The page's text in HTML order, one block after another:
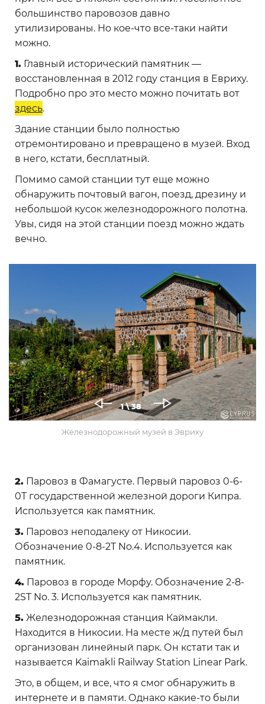
большинство паровозов давно
утилизированы. Но кое-что все-таки найти
можно.
1. Главный исторический памятник —
восстановленная в 2012 году станция в Евриху.
Подробно про это место можно почитать вот
здесь.
Здание станции было полностью
отремонтировано и превращено в музей. Вход
в него, кстати, бесплатный.
Помимо самой станции тут еще можно
обнаружить почтовый вагон, поезд, дрезину и
небольшой кусок железнодорожного полотна.
Увы, сидя на этой станции поезд можно ждать
вечно.
Железнодорожный музей в Эвриху
1\ 38
2. Паровоз в Фамагусте. Первый паровоз 0-6-
0T государственной железной дороги Кипра.
Используется как памятник.
3. Паровоз неподалеку от Никосии.
Обозначение 0-8-2T No.4. Используется как
памятник.
4. Паровоз в городе Морфу. Обозначение 2-8-
2ST No. 3. Используется как памятник.
5. Железнодорожная станция Каймакли.
Находится в Никосии. На месте ж/д путей был
организован линейный парк. Он кстати так и
называется Kaimakli Railway Station Linear Park.
Это, в общем, и все, что я смог обнаружить в
интернете и в памяти. Однако какие-то были